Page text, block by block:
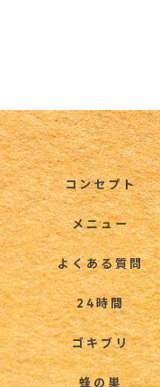
コンセプト
メニュー
よくある質問
24時間
ゴキブリ
蜂の巣